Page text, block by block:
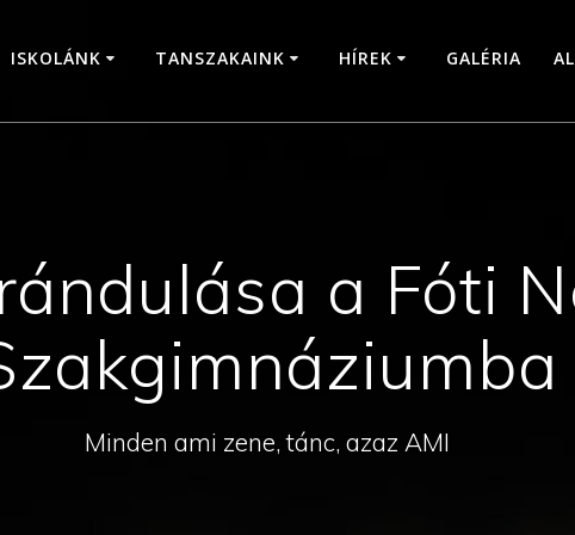
ISKOLÁNK TANSZAKAINK HÍREK GALÉRIA
a Fóti
Minden ami zene, tánc, azaz AMI